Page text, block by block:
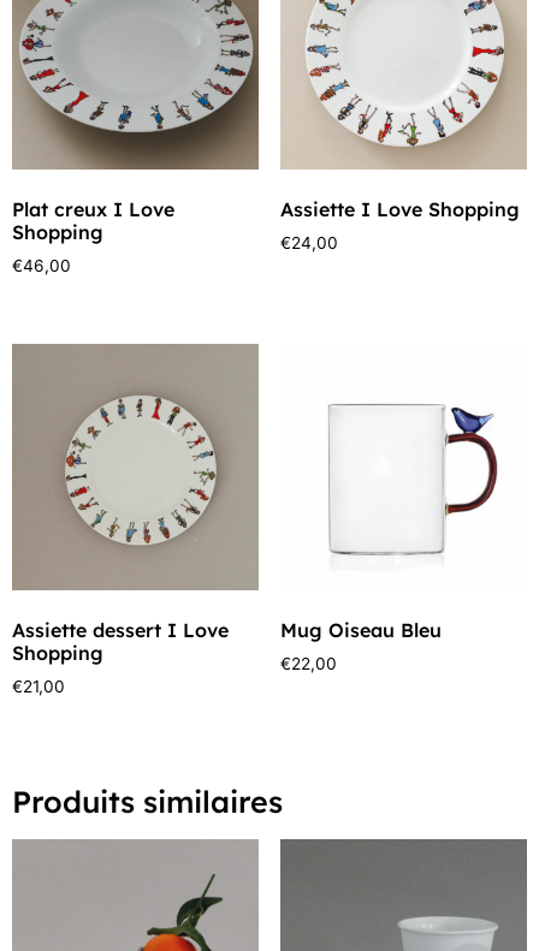
Plat creux I Love
Shopping
€46,00
Assiette I Love Shopping
€24,00
Assiette dessert I Love
Shopping
€21,00
Mug Oiseau Bleu
€22,00
Produits similaires